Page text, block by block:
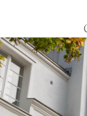
Zum
Inhalt
springen